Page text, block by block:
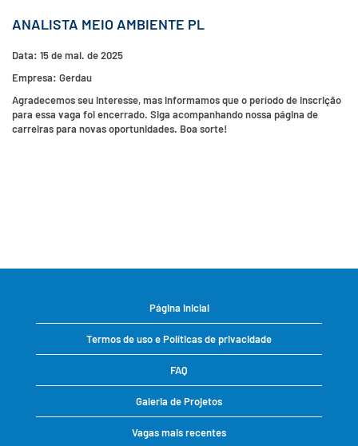
ANALISTA MEIO AMBIENTE PL
Data: 15 de mai. de 2025
Empresa: Gerdau
Agradecemos seu interesse, mas informamos que o período de inscrição
para essa vaga foi encerrado. Siga acompanhando nossa página de
carreiras para novas oportunidades. Boa sorte!
Página inicial
Termos de uso e Políticas de privacidade
FAQ
Galeria de Projetos
Vagas mais recentes